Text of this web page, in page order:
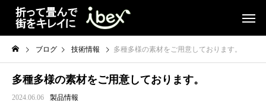
ブログ 技術情報 多種多様の素材をご用意しております。
多種多様の素材をご用意しております。
2024.06.06 製品情報